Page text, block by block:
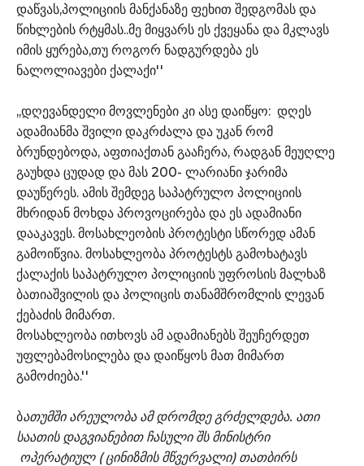
დაწვას,პოლიციის მანქანაზე ფეხით შედგომას და
წიხლების რტყმას..მე მიყვარს ეს ქვეყანა და მკლავს
იმის ყურება,თუ როგორ ნადგურდება ეს
ნალოლიავები ქალაქი''
,,დღევანდელი მოვლენები კი ასე დაიწყო: დღეს
ადამიანმა შვილი დაკრძალა და უკან რომ
ბრუნდებოდა, აფთიაქთან გააჩერა, რადგან მეუღლე
გაუხდა ცუდად და მას 200- ლარიანი ჯარიმა
დაუწერეს. ამის შემდეგ საპატრულო პოლიციის
მხრიდან მოხდა პროვოცირება და ეს ადამიანი
დააკავეს. მოსახლეობის პროტესტი სწორედ ამან
გამოიწვია. მოსახლეობა პროტესტს გამოხატავს
ქალაქის საპატრულო პოლიციის უფროსის მალხაზ
ბათიაშვილის და პოლიცის თანამშრომლის ლევან
ქებაძის მიმართ.
მოსახლეობა ითხოვს ამ ადამიანებს შეუჩერდეთ
უფლებამოსილება და დაიწყოს მათ მიმართ
გამოძიება.''
ბათუმში არეულობა ამ დრომდე გრძელდება. ათი
საათის დაგვიანებით ჩასული შს მინისტრი
ოპერატიულ ( ცინიზმის მწვერვალი) თათბირს